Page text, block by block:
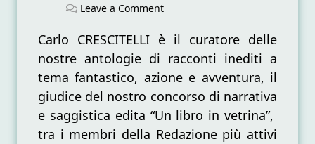
on Leave a Commenton
Crescitelli
Carlo CRESCITELLI è il curatore delle
nostre antologie di racconti inediti a
tema fantastico, azione e avventura, il
giudice del nostro concorso di narrativa
e saggistica edita “Un libro in vetrina”,
tra i membri della Redazione più attivi